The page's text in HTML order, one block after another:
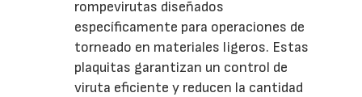
rompevirutas diseñados
específicamente para operaciones de
torneado en materiales ligeros. Estas
plaquitas garantizan un control de
viruta eficiente y reducen la cantidad